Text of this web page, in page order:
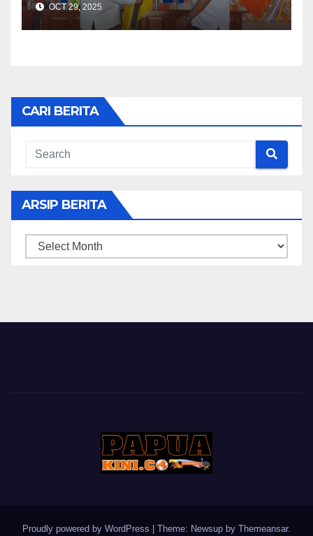
OCT 29, 2025
CARI BERITA
ARSIP BERITA
ARSIP
Proudly powered by WordPress | Theme: Newsup by Themeansar.